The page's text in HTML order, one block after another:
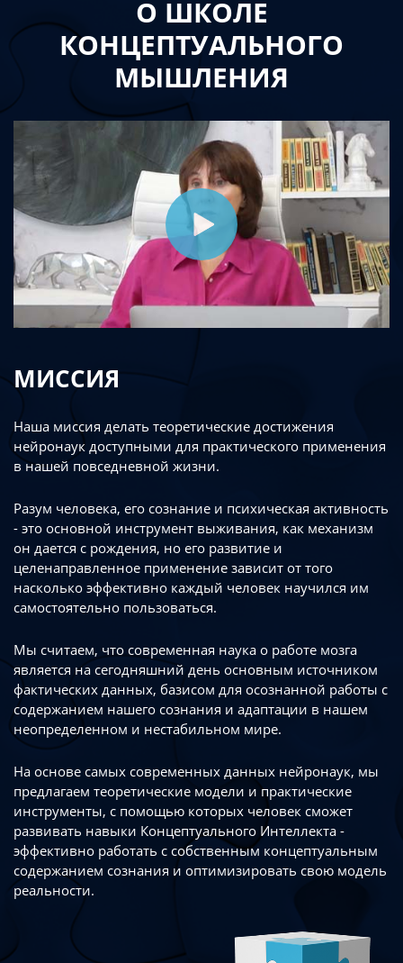
О ШКОЛЕ
КОНЦЕПТУАЛЬНОГО
МЫШЛЕНИЯ
МИССИЯ
Наша миссия делать теоретические достижения
нейронаук доступными для практического применения
в нашей повседневной жизни.
Разум человека, его сознание и психическая активность
- это основной инструмент выживания, как механизм
он дается с рождения, но его развитие и
целенаправленное применение зависит от того
насколько эффективно каждый человек научился им
самостоятельно пользоваться.
Мы считаем, что современная наука о работе мозга
является на сегодняшний день основным источником
фактических данных, базисом для осознанной работы с
содержанием нашего сознания и адаптации в нашем
неопределенном и нестабильном мире.
На основе самых современных данных нейронаук, мы
предлагаем теоретические модели и практические
инструменты, с помощью которых человек сможет
развивать навыки Концептуального Интеллекта -
эффективно работать с собственным концептуальным
содержанием сознания и оптимизировать свою модель
реальности.